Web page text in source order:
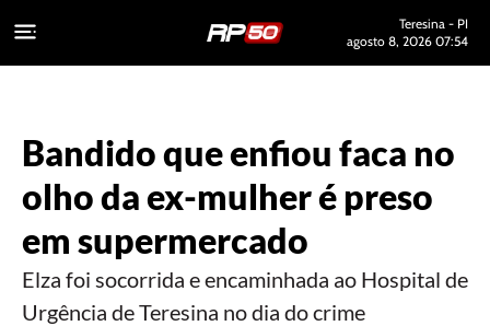
Teresina - PI
agosto 8, 2026 07:54
Bandido que enfiou faca no
olho da ex-mulher é preso
em supermercado
Elza foi socorrida e encaminhada ao Hospital de
Urgência de Teresina no dia do crime